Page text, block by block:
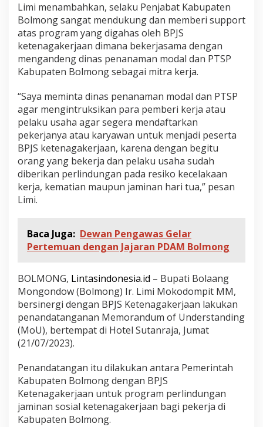
Limi menambahkan, selaku Penjabat Kabupaten
Bolmong sangat mendukung dan memberi support
atas program yang digahas oleh BPJS
ketenagakerjaan dimana bekerjasama dengan
mengandeng dinas penanaman modal dan PTSP
Kabupaten Bolmong sebagai mitra kerja.
“Saya meminta dinas penanaman modal dan PTSP
agar mengintruksikan para pemberi kerja atau
pelaku usaha agar segera mendaftarkan
pekerjanya atau karyawan untuk menjadi peserta
BPJS ketenagakerjaan, karena dengan begitu
orang yang bekerja dan pelaku usaha sudah
diberikan perlindungan pada resiko kecelakaan
kerja, kematian maupun jaminan hari tua,” pesan
Limi.
Baca Juga: Dewan Pengawas Gelar
Pertemuan dengan Jajaran PDAM Bolmong
BOLMONG, Lintasindonesia.id – Bupati Bolaang
Mongondow (Bolmong) Ir. Limi Mokodompit MM,
bersinergi dengan BPJS Ketenagakerjaan lakukan
penandatanganan Memorandum of Understanding
(MoU), bertempat di Hotel Sutanraja, Jumat
(21/07/2023).
Penandatangan itu dilakukan antara Pemerintah
Kabupaten Bolmong dengan BPJS
Ketenagakerjaan untuk program perlindungan
jaminan sosial ketenagakerjaan bagi pekerja di
Kabupaten Bolmong.